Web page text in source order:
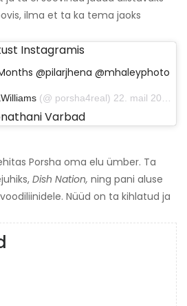
ilma et ta ka tema jaoks
Instagramis
@pilarjhena @mhaleyphoto
(@ porsha4real) 22. mail 2019, kell 11:37 PDT
Varbad
Porsha oma elu ümber. Ta
Dish Nation, ning pani aluse
Nüüd on ta kihlatud ja